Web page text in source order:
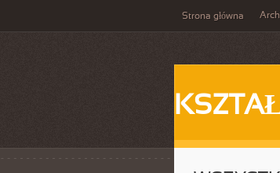
Strona główna